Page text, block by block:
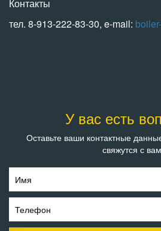
Контакты
тел. 8-913-222-83-30, e-mail:
У вас есть
Оставьте ваши контактные
свяжутся с
Имя
Телефон